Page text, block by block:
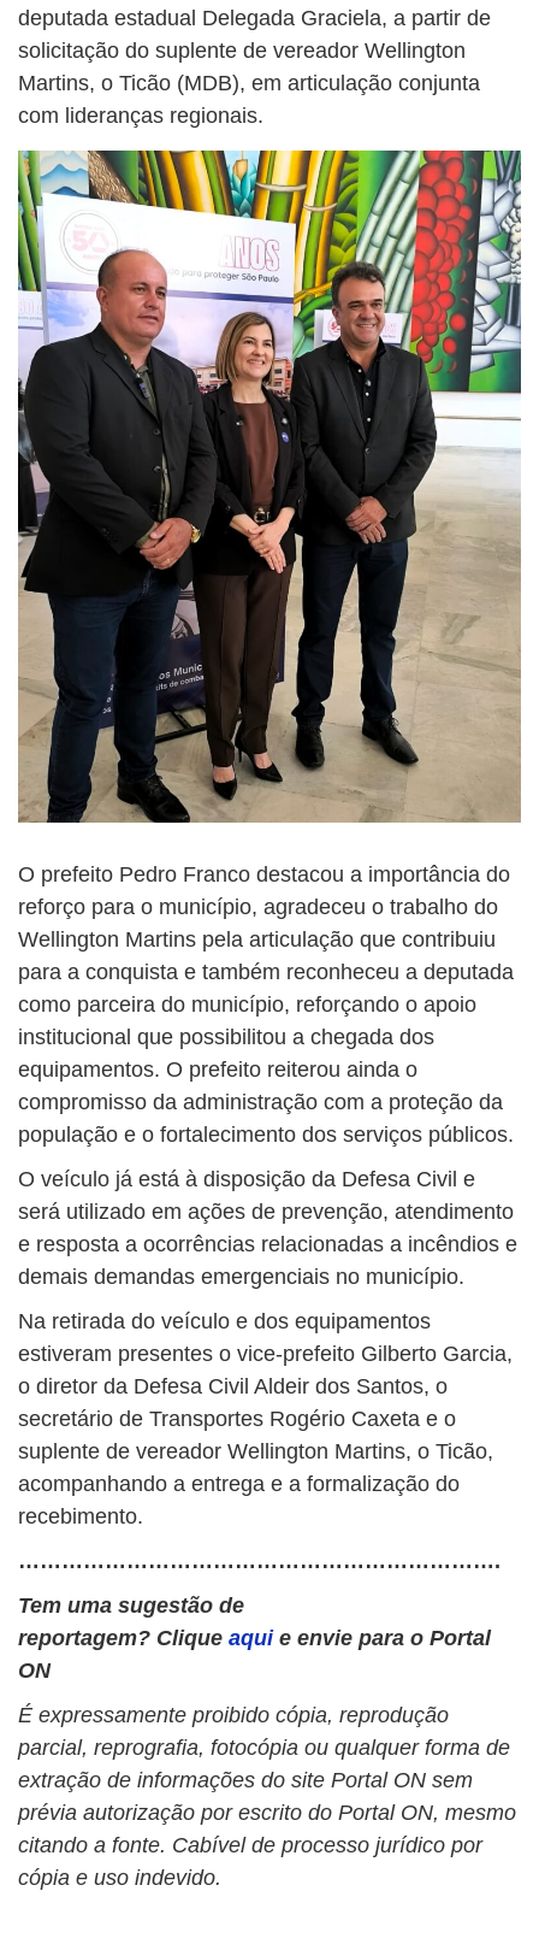
deputada estadual Delegada Graciela, a partir de
solicitação do suplente de vereador Wellington
Martins, o Ticão (MDB), em articulação conjunta
com lideranças regionais.
O prefeito Pedro Franco destacou a importância do
reforço para o município, agradeceu o trabalho do
Wellington Martins pela articulação que contribuiu
para a conquista e também reconheceu a deputada
como parceira do município, reforçando o apoio
institucional que possibilitou a chegada dos
equipamentos. O prefeito reiterou ainda o
compromisso da administração com a proteção da
população e o fortalecimento dos serviços públicos.
O veículo já está à disposição da Defesa Civil e
será utilizado em ações de prevenção, atendimento
e resposta a ocorrências relacionadas a incêndios e
demais demandas emergenciais no município.
Na retirada do veículo e dos equipamentos
estiveram presentes o vice-prefeito Gilberto Garcia,
o diretor da Defesa Civil Aldeir dos Santos, o
secretário de Transportes Rogério Caxeta e o
suplente de vereador Wellington Martins, o Ticão,
acompanhando a entrega e a formalização do
recebimento.
………………………………………………………….
Tem uma sugestão de
reportagem? Clique aqui e envie para o Portal
ON
É expressamente proibido cópia, reprodução
parcial, reprografia, fotocópia ou qualquer forma de
extração de informações do site Portal ON sem
prévia autorização por escrito do Portal ON, mesmo
citando a fonte. Cabível de processo jurídico por
cópia e uso indevido.